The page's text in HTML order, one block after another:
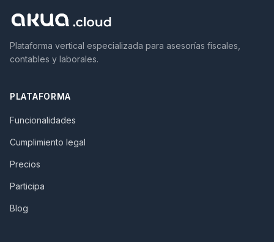
Plataforma vertical especializada para asesorías fiscales,
contables y laborales.
PLATAFORMA
Funcionalidades
Cumplimiento legal
Precios
Participa
Blog